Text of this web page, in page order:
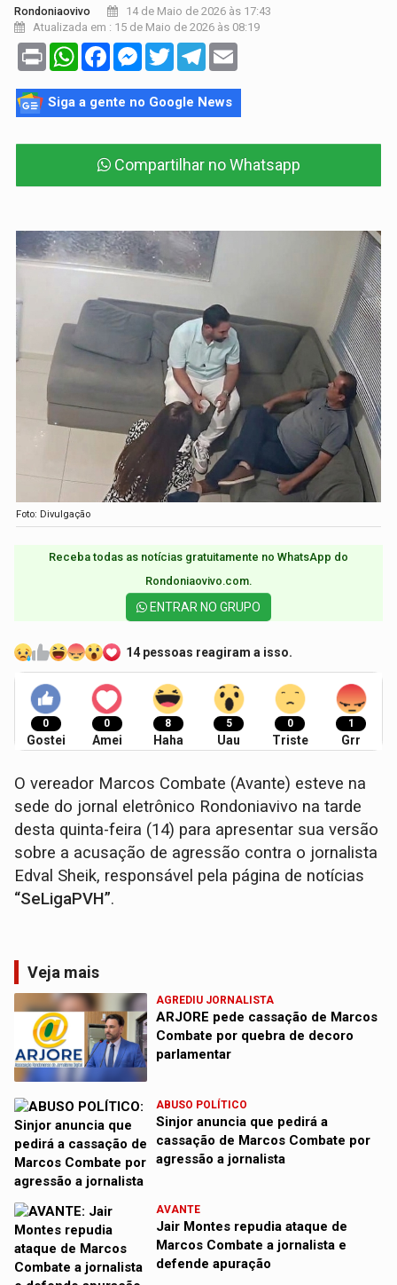
Rondoniaovivo
14 de Maio de 2026 às 17:43
Atualizada em : 15 de Maio de 2026 às 08:19
Print WhatsAppFacebookMessenger
TwitterTelegram
Siga a gente no Google News
Compartilhar no Whatsapp
Foto: Divulgação
Receba todas as notícias gratuitamente no WhatsApp do
Rondoniaovivo.com.​
ENTRAR NO GRUPO
14 pessoas reagiram a isso.
0
Gostei
0
Amei
8
Haha
5
Uau
0
Triste
1
Grr
O vereador Marcos Combate (Avante) esteve na
sede do jornal eletrônico Rondoniavivo na tarde
desta quinta-feira (14) para apresentar sua versão
sobre a acusação de agressão contra o jornalista
Edval Sheik, responsável pela página de notícias
“SeLigaPVH”.
Veja mais
AGREDIU JORNALISTA
ARJORE pede cassação de Marcos
Combate por quebra de decoro
parlamentar
ABUSO POLÍTICO
Sinjor anuncia que pedirá a
cassação de Marcos Combate por
agressão a jornalista
AVANTE
Jair Montes repudia ataque de
Marcos Combate a jornalista e
defende apuração